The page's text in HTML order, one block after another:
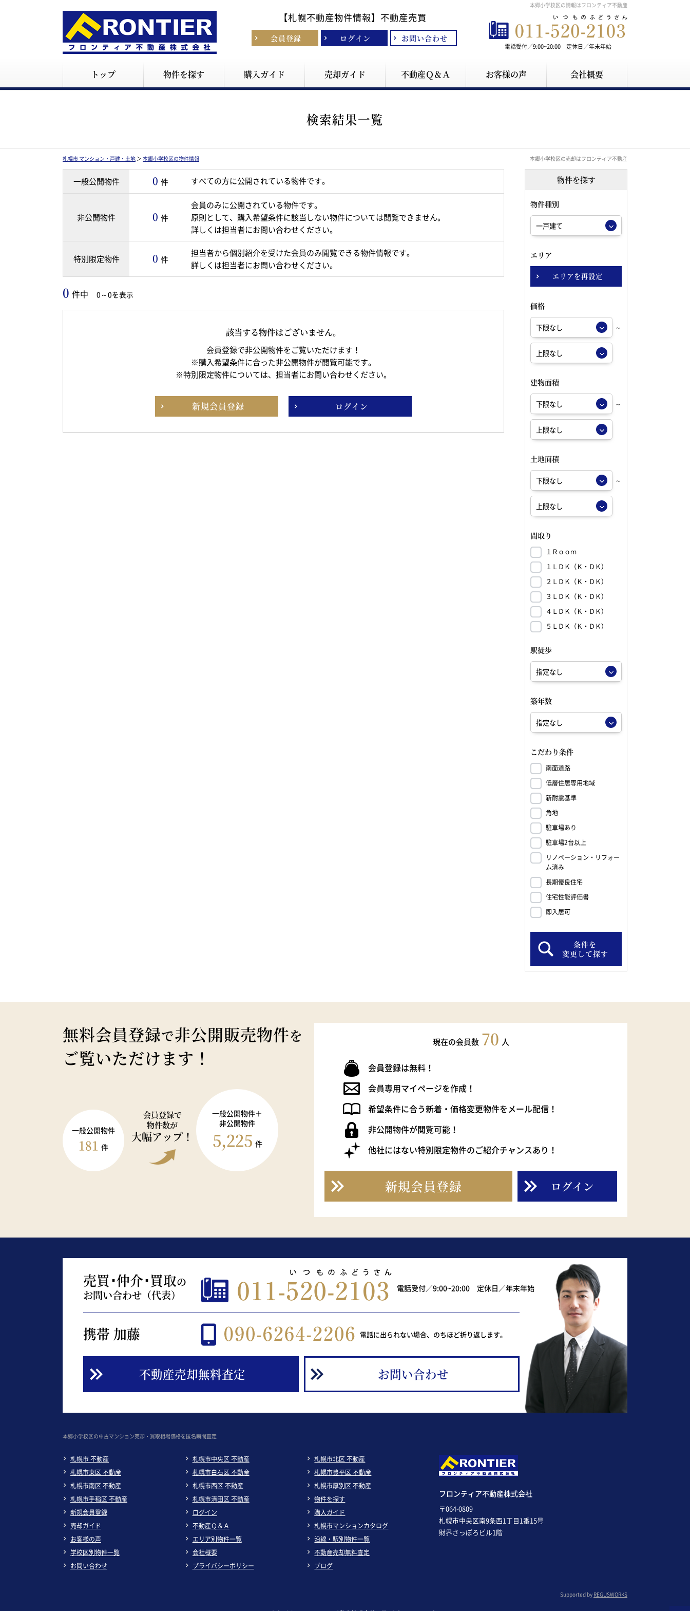
本郷小学校区の情報はフロンティア不動産
【札幌不動産物件情報】 不動産売買
会員登録 ログイン お問い合わせ
電話受付／9:00~20:00 定休日／年末年始
トップ 物件を探す 購入ガイド 売却ガイド 不動産Ｑ＆Ａ お客様の声 会社概要
検索結果一覧
札幌市 マンション・戸建・土地 ＞ 本郷小学校区の物件情報 本郷小学校区の売却はフロンティア不動産
一般公開物件 0 件 すべての方に公開されている物件です。
非公開物件 0 件
会員のみに公開されている物件です。
原則として、購入希望条件に該当しない物件については閲覧できません。
詳しくは担当者にお問い合わせください。
特別限定物件 0 件
担当者から個別紹介を受けた会員のみ閲覧できる物件情報です。
詳しくは担当者にお問い合わせください。
0 件中 0～0を表示
該当する物件はございません。
会員登録で非公開物件をご覧いただけます！
※購入希望条件に合った非公開物件が閲覧可能です。
※特別限定物件については、担当者にお問い合わせください。
新規会員登録 ログイン
物件を探す
物件種別
エリア
エリアを再設定
価格
～
建物面積
～
土地面積
～
間取り
１Ｒｏｏｍ
１ＬＤＫ（Ｋ・ＤＫ）
２ＬＤＫ（Ｋ・ＤＫ）
３ＬＤＫ（Ｋ・ＤＫ）
４ＬＤＫ（Ｋ・ＤＫ）
５ＬＤＫ（Ｋ・ＤＫ）
駅徒歩
築年数
こだわり条件
南面道路
低層住居専用地域
新耐震基準
角地
駐車場あり
駐車場2台以上
リノベーション・リフォー
ム済み
長期優良住宅
住宅性能評価書
即入居可
条件を
変更して探す
無料会員登録で非公開販売物件を
ご覧いただけます！
会員登録で
物件数が
大幅アップ！
一般公開物件
181 件
一般公開物件＋
非公開物件
5,225 件
現在の会員数 70 人
会員登録は無料！
会員専用マイページを作成！
希望条件に合う新着・価格変更物件をメール配信！
非公開物件が閲覧可能！
他社にはない特別限定物件のご紹介チャンスあり！
新規会員登録 ログイン
売買･仲介･買取の
お問い合わせ（代表）
電話受付／9:00~20:00 定休日／年末年始
携帯 加藤 電話に出られない場合、のちほど折り返します。
不動産売却無料査定 お問い合わせ
本郷小学校区の中古マンション売却・買取相場価格を匿名瞬間査定
札幌市 不動産 札幌市中央区 不動産
札幌市北区 不動産
札幌市東区 不動産
札幌市白石区 不動産
札幌市豊平区 不動産
札幌市南区 不動産
札幌市西区 不動産
札幌市厚別区 不動産
札幌市手稲区 不動産
札幌市清田区 不動産
物件を探す
新規会員登録
ログイン
購入ガイド
売却ガイド
不動産Ｑ＆Ａ
札幌市マンションカタログ
お客様の声
エリア別物件一覧
沿線・駅別物件一覧
学校区別物件一覧
会社概要
不動産売却無料査定
お問い合わせ
プライバシーポリシー ブログ
フロンティア不動産株式会社
〒064-0809
札幌市中央区南9条西1丁目1番15号
財界さっぽろビル1階
Supported by REGUSWORKS